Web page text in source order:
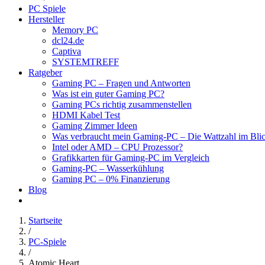
PC Spiele
Hersteller
Memory PC
dcl24.de
Captiva
SYSTEMTREFF
Ratgeber
Gaming PC – Fragen und Antworten
Was ist ein guter Gaming PC?
Gaming PCs richtig zusammenstellen
HDMI Kabel Test
Gaming Zimmer Ideen
Was verbraucht mein Gaming-PC – Die Wattzahl im
Intel oder AMD – CPU Prozessor?
Grafikkarten für Gaming-PC im Vergleich
Gaming-PC – Wasserkühlung
Gaming PC – 0% Finanzierung
Blog
Startseite
/
PC-Spiele
/
Atomic Heart